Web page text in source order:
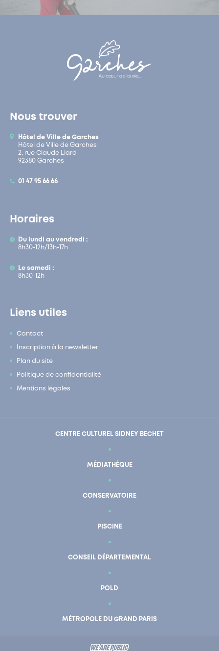
Nous trouver
Hôtel de Ville de Garches
Hôtel de Ville de Garches
2, rue Claude Liard
92380 Garches
01 47 95 66 66
Horaires
Du lundi au vendredi :
8h30-12h/13h-17h
Le samedi :
8h30-12h
Liens utiles
Contact
Inscription à la newsletter
Plan du site
Politique de confidentialité
Mentions légales
CENTRE CULTUREL SIDNEY BECHET
MÉDIATHÈQUE
CONSERVATOIRE
PISCINE
CONSEIL DÉPARTEMENTAL
POLD
MÉTROPOLE DU GRAND PARIS
En un clic Mon compte